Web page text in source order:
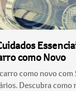
como Novo
como novo com
Descubra como